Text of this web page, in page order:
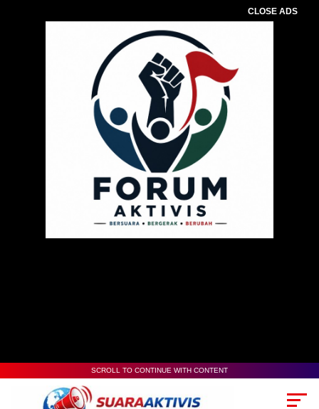
CLOSE ADS
00:00
SCROLL TO CONTINUE WITH CONTENT